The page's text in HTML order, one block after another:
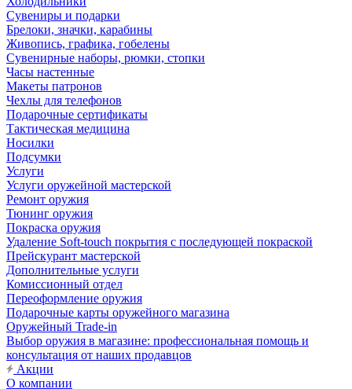
Сувениры и подарки
Брелоки, значки, карабины
Живопись, графика, гобелены
Сувенирные наборы, рюмки, стопки
Часы настенные
Макеты патронов
Чехлы для телефонов
Подарочные сертификаты
Тактическая медицина
Носилки
Подсумки
Услуги
Услуги оружейной мастерской
Ремонт оружия
Тюнинг оружия
Покраска оружия
Удаление Soft-touch покрытия с последующей покраской
Прейскурант мастерской
Дополнительные услуги
Комиссионный отдел
Переоформление оружия
Подарочные карты оружейного магазина
Оружейный Trade-in
Выбор оружия в магазине: профессиональная помощь и
консультация от наших продавцов
Акции
О компании